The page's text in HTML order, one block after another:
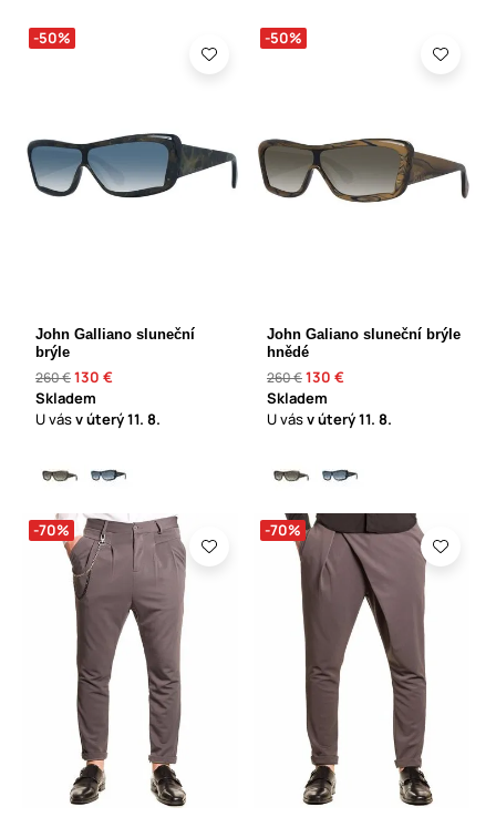
-50%
John Galliano sluneční
brýle
260 €130 €
Skladem
U vásv úterý11. 8.
-50%
John Galiano sluneční brýle
hnědé
260 €130 €
Skladem
U vásv úterý11. 8.
-70% -70%